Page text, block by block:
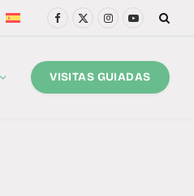
Facebook
X
Instagram
YouTube
VISITAS GUIADAS